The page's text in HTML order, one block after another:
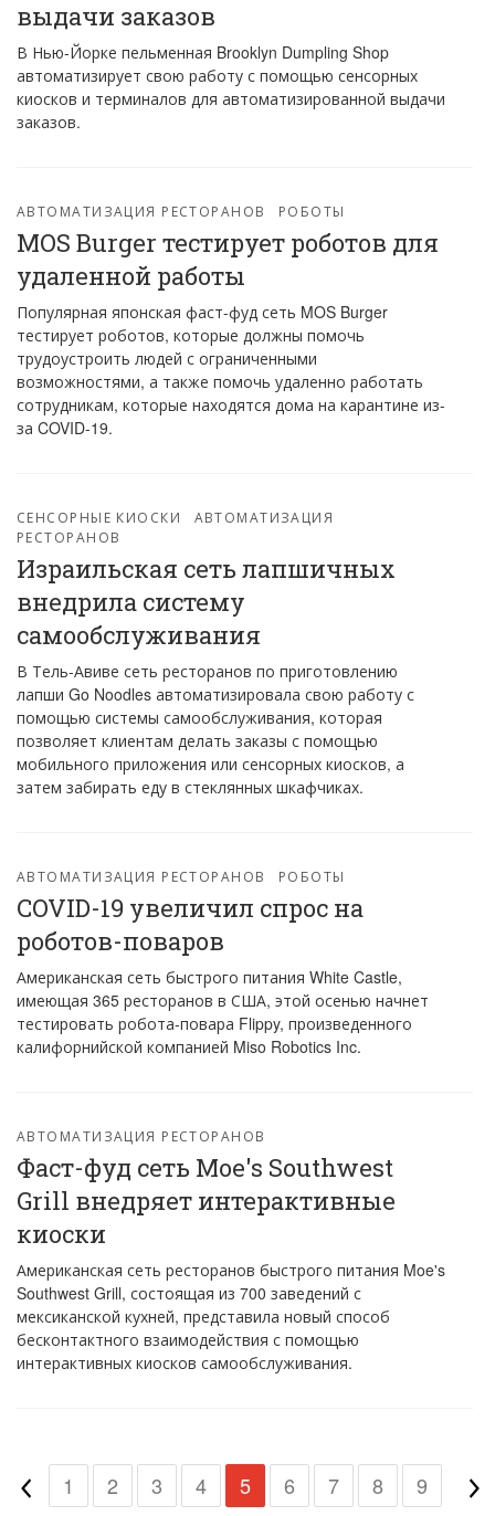
выдачи заказов
В Нью-Йорке пельменная Brooklyn Dumpling Shop
автоматизирует свою работу с помощью сенсорных
киосков и терминалов для автоматизированной выдачи
заказов.
АВТОМАТИЗАЦИЯ РЕСТОРАНОВ РОБОТЫ
MOS Burger тестирует роботов для
удаленной работы
Популярная японская фаст-фуд сеть MOS Burger
тестирует роботов, которые должны помочь
трудоустроить людей с ограниченными
возможностями, а также помочь удаленно работать
сотрудникам, которые находятся дома на карантине из-
за COVID-19.
СЕНСОРНЫЕ КИОСКИ
АВТОМАТИЗАЦИЯ
РЕСТОРАНОВ
Израильская сеть лапшичных
внедрила систему
самообслуживания
В Тель-Авиве сеть ресторанов по приготовлению
лапши Go Noodles автоматизировала свою работу с
помощью системы самообслуживания, которая
позволяет клиентам делать заказы с помощью
мобильного приложения или сенсорных киосков, а
затем забирать еду в стеклянных шкафчиках.
АВТОМАТИЗАЦИЯ РЕСТОРАНОВ РОБОТЫ
COVID-19 увеличил спрос на
роботов-поваров
Американская сеть быстрого питания White Castle,
имеющая 365 ресторанов в США, этой осенью начнет
тестировать робота-повара Flippy, произведенного
калифорнийской компанией Miso Robotics Inc.
АВТОМАТИЗАЦИЯ РЕСТОРАНОВ
Фаст-фуд сеть Moe's Southwest
Grill внедряет интерактивные
киоски
Американская сеть ресторанов быстрого питания Moe's
Southwest Grill, состоящая из 700 заведений с
мексиканской кухней, представила новый способ
бесконтактного взаимодействия с помощью
интерактивных киосков самообслуживания.
1 2 3 4 5 6 7 8 9